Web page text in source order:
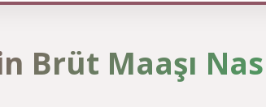
Brüt Maaşı